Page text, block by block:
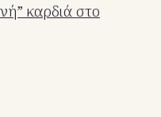
καρδιά στο